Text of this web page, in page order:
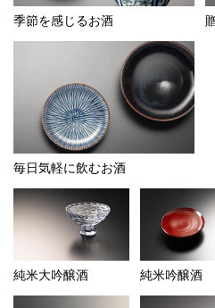
季節を感じるお酒
毎日気軽に飲むお酒
純米大吟醸酒 純米吟醸酒